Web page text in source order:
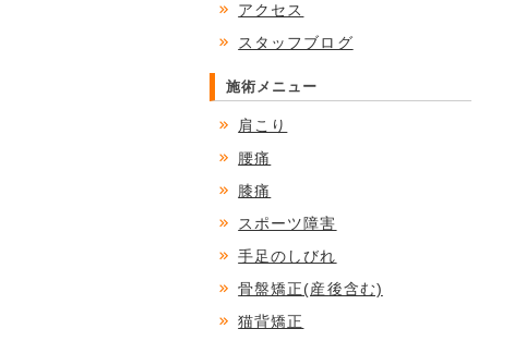
アクセス
スタッフブログ
施術メニュー
肩こり
腰痛
膝痛
スポーツ障害
手足のしびれ
骨盤矯正(産後含む)
猫背矯正